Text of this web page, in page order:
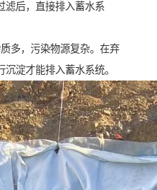
滤后，直接排入蓄水系
多，污染物源复杂。在弃
淀才能排入蓄水系统。